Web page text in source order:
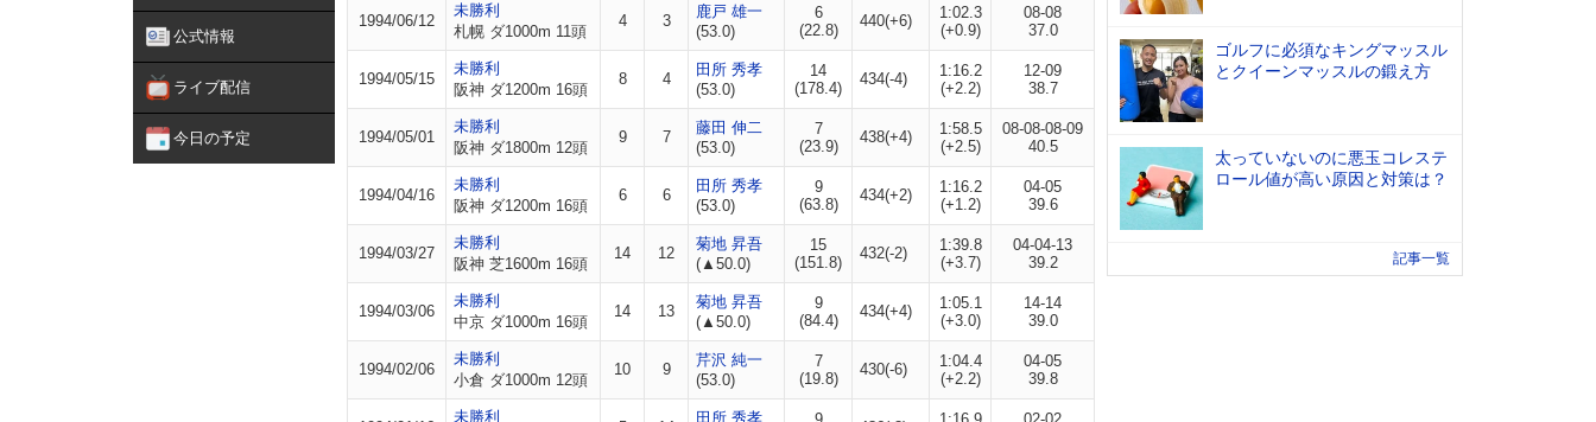
公式情報
ライブ配信
今日の予定
1994/06/12
未勝利
札幌 ダ1000m 11頭
4 3
鹿戸 雄一
(53.0)
6
(22.8)
440(+6)
1:02.3
(+0.9)
08-08
37.0
1994/05/15
未勝利
阪神 ダ1200m 16頭
8 4
田所 秀孝
(53.0)
14
(178.4)
434(-4)
1:16.2
(+2.2)
12-09
38.7
1994/05/01
未勝利
阪神 ダ1800m 12頭
9 7
藤田 伸二
(53.0)
7
(23.9)
438(+4)
1:58.5
(+2.5)
08-08-08-09
40.5
1994/04/16
未勝利
阪神 ダ1200m 16頭
6 6
田所 秀孝
(53.0)
9
(63.8)
434(+2)
1:16.2
(+1.2)
04-05
39.6
1994/03/27
未勝利
阪神 芝1600m 16頭
14 12
菊地 昇吾
(▲50.0)
15
(151.8)
432(-2)
1:39.8
(+3.7)
04-04-13
39.2
1994/03/06
未勝利
中京 ダ1000m 16頭
14 13
菊地 昇吾
(▲50.0)
9
(84.4)
434(+4)
1:05.1
(+3.0)
14-14
39.0
1994/02/06
未勝利
小倉 ダ1000m 12頭
10 9
芹沢 純一
(53.0)
7
(19.8)
430(-6)
1:04.4
(+2.2)
04-05
39.8
未勝利
田所 秀孝
ゴルフに必須なキングマッスル
とクイーンマッスルの鍛え方
太っていないのに悪玉コレステ
ロール値が高い原因と対策は？
記事一覧